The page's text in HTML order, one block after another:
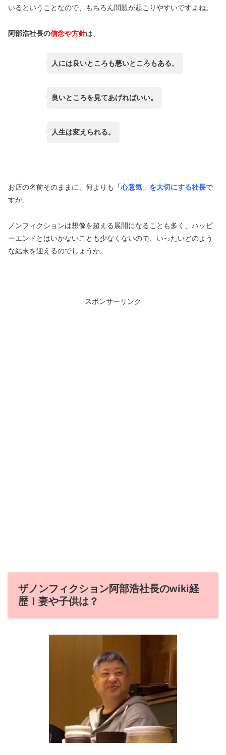
いるということなので、もちろん問題が起こりやすいですよね。
阿部浩社長の信念や方針は、
人には良いところも悪いところもある。
良いところを見てあげればいい。
人生は変えられる。
お店の名前そのままに、何よりも 「心意気」を大切にする社長で
すが、
ノンフィクションは想像を超える展開になることも多く、ハッピ
ーエンドとはいかないことも少なくないので、いったいどのよう
な結末を迎えるのでしょうか。
スポンサーリンク
ザノンフィクション阿部浩社長のwiki経
歴！妻や子供は？